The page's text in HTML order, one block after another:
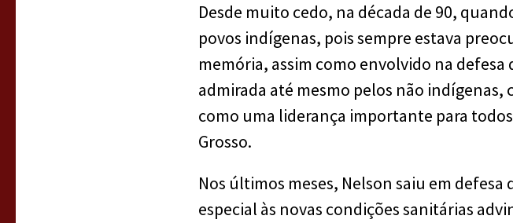
Desde muito cedo, na década de 90,
povos indígenas, pois sempre estava
memória, assim como envolvido na
admirada até mesmo pelos não indígenas,
como uma liderança importante para
Grosso.
Nos últimos meses, Nelson saiu em
especial às novas condições sanitárias